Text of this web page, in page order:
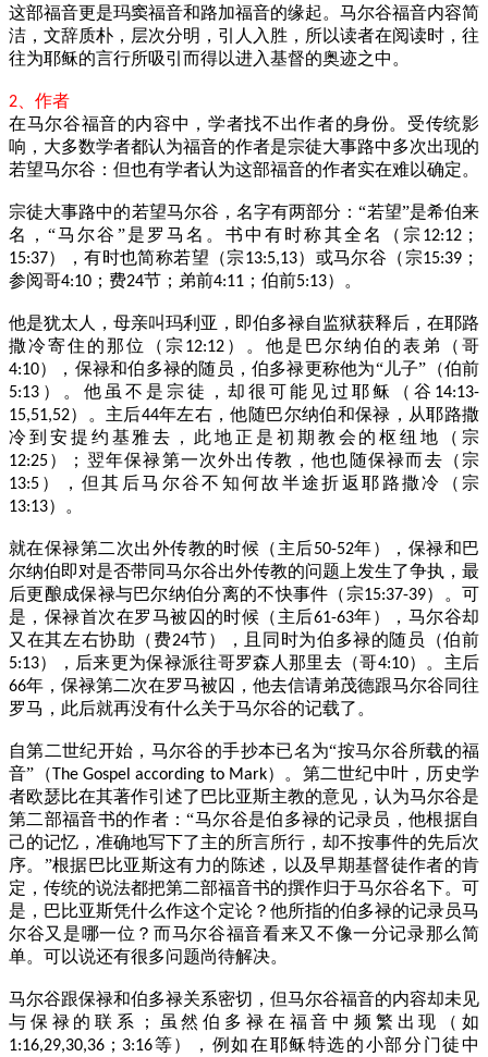
这部福音更是玛窦福音和路加福音的缘起。马尔谷福音内容简
洁，文辞质朴，层次分明，引人入胜，所以读者在阅读时，往
往为耶稣的言行所吸引而得以进入基督的奥迹之中。
2 、作者
在马尔谷福音的内容中，学者找不出作者的身份。受传统影
响，大多数学者都认为福音的作者是宗徒大事路中多次出现的
若望马尔谷：但也有学者认为这部福音的作者实在难以确定。
宗徒大事路中的若望马尔谷，名字有两部分：“若望”是希伯来
名，“马尔谷”是罗马名。书中有时称其全名（宗12:12 ；
15:37），有时也简称若望（宗13:5,13）或马尔谷（宗15:39 ；
参阅哥4:10 ；费24节；弟前4:11 ；伯前5:13）。
他是犹太人，母亲叫玛利亚，即伯多禄自监狱获释后，在耶路
撒冷寄住的那位（宗12:12 ）。他是巴尔纳伯的表弟（哥
4:10），保禄和伯多禄的随员，伯多禄更称他为“儿子”（伯前
5:13 ）。他虽不是宗徒，却很可能见过耶稣（谷 14:13-
15,51,52）。主后44年左右，他随巴尔纳伯和保禄，从耶路撒
冷到安提约基雅去，此地正是初期教会的枢纽地（宗
12:25）；翌年保禄第一次外出传教，他也随保禄而去（宗
13:5 ），但其后马尔谷不知何故半途折返耶路撒冷（宗
13:13）。
就在保禄第二次出外传教的时候（主后50-52年），保禄和巴
尔纳伯即对是否带同马尔谷出外传教的问题上发生了争执，最
后更酿成保禄与巴尔纳伯分离的不快事件（宗15:37-39）。可
是，保禄首次在罗马被囚的时候（主后61-63年），马尔谷却
又在其左右协助（费24节），且同时为伯多禄的随员（伯前
5:13），后来更为保禄派往哥罗森人那里去（哥4:10）。主后
66年，保禄第二次在罗马被囚，他去信请弟茂德跟马尔谷同往
罗马，此后就再没有什么关于马尔谷的记载了。
自第二世纪开始，马尔谷的手抄本已名为“按马尔谷所载的福
音”（The Gospel according to Mark）。第二世纪中叶，历史学
者欧瑟比在其著作引述了巴比亚斯主教的意见，认为马尔谷是
第二部福音书的作者：“马尔谷是伯多禄的记录员，他根据自
己的记忆，准确地写下了主的所言所行，却不按事件的先后次
序。”根据巴比亚斯这有力的陈述，以及早期基督徒作者的肯
定，传统的说法都把第二部福音书的撰作归于马尔谷名下。可
是，巴比亚斯凭什么作这个定论？他所指的伯多禄的记录员马
尔谷又是哪一位？而马尔谷福音看来又不像一分记录那么简
单。可以说还有很多问题尚待解决。
马尔谷跟保禄和伯多禄关系密切，但马尔谷福音的内容却未见
与保禄的联系；虽然伯多禄在福音中频繁出现（如
1:16,29,30,36 ； 3:16等），例如在耶稣特选的小部分门徒中